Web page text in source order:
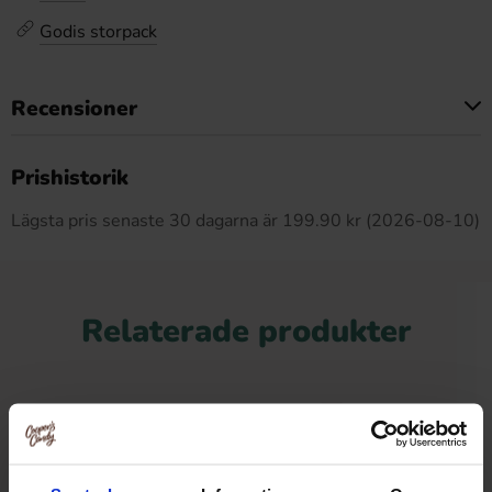
Godis storpack
Recensioner
Prishistorik
Lägsta pris senaste 30 dagarna är 199.90 kr (2026-08-10)
Relaterade produkter